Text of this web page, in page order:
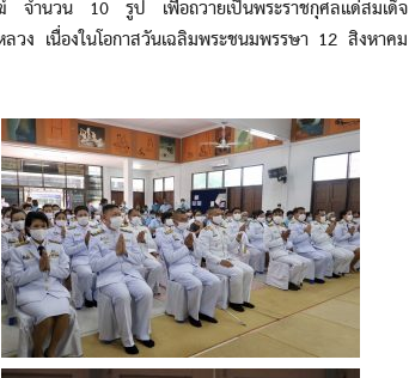
ฆ์ จำนวน 10 รูป เพื่อถวายเป็นพระราชกุศลแด่สมเด็จ
ง เนื่องในโอกาสวันเฉลิมพระชนมพรรษา 12 สิงหาคม